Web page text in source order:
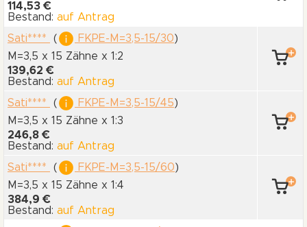
114,53 €
Bestand: auf Antrag
Sati****
( FKPE-M=3,5-15/30)
M=3,5 x 15 Zähne x 1:2
139,62 €
Bestand: auf Antrag
Sati****
( FKPE-M=3,5-15/45)
M=3,5 x 15 Zähne x 1:3
246,8 €
Bestand: auf Antrag
Sati****
( FKPE-M=3,5-15/60)
M=3,5 x 15 Zähne x 1:4
384,9 €
Bestand: auf Antrag